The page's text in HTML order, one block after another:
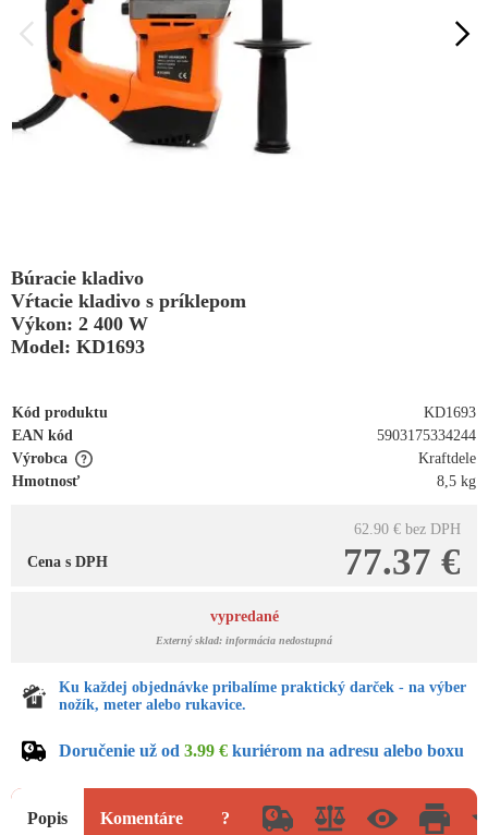
Búracie kladivo
Vŕtacie kladivo s príklepom
Výkon: 2 400 W
Model: KD1693
Kód produktu
KD1693
EAN kód
5903175334244
Výrobca
Kraftdele
Hmotnosť
8,5 kg
62.90 € bez DPH
77.37 €
Cena s DPH
vypredané
Externý sklad: informácia nedostupná
Ku každej objednávke pribalíme praktický darček - na výber
nožík, meter alebo rukavice.
Doručenie už od 3.99 € kuriérom na adresu alebo boxu
Popis Komentáre ?